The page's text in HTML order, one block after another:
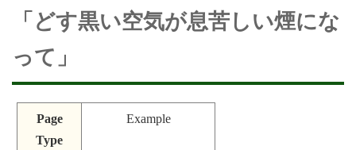
「どす黒い空気が息苦しい煙にな
って」
Page
Type
Example